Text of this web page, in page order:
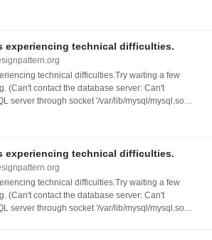
experiencing technical difficulties.
technical difficulties.Try waiting a few
(Can't contact the database server: Can't
server through socket '/var/lib/mysql/mysql.sock'
experiencing technical difficulties.
technical difficulties.Try waiting a few
(Can't contact the database server: Can't
server through socket '/var/lib/mysql/mysql.sock'